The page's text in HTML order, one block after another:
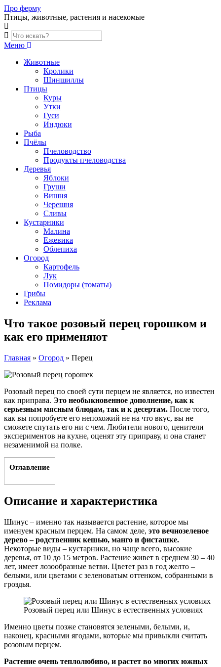
Skip
to
content
Про ферму
Птицы, животные, растения и насекомые
Меню
Животные
Кролики
Шиншиллы
Птицы
Куры
Утки
Гуси
Индюки
Рыба
Пчёлы
Пчеловодство
Продукты пчеловодства
Деревья
Яблоки
Груши
Вишня
Черешня
Сливы
Кустарники
Малина
Ежевика
Облепиха
Огород
Картофель
Лук
Помидоры (томаты)
Грибы
Реклама
Что такое розовый перец горошком и
как его применяют
Главная » Огород » Перец
Розовый перец по своей сути перцем не является, но известен
как приправа. Это необыкновенное дополнение, как к
серьезным мясным блюдам, так и к десертам. После того,
как вы попробуете его непохожий не на что вкус, вы не
сможете спутать его ни с чем. Любители нового, ценители
экспериментов на кухне, оценят эту приправу, и она станет
незаменимой на полке.
Оглавление
Описание и характеристика
Шинус – именно так называется растение, которое мы
именуем красным перцем. На самом деле, это вечнозеленое
дерево – родственник кешью, манго и фисташке.
Некоторые виды – кустарники, но чаще всего, высокие
деревья, от 10 до 15 метров. Растение живет в среднем 30 – 40
лет, имеет лозообразные ветви. Цветет раз в год желто –
белыми, или цветами с зеленоватым оттенком, собранными в
гроздья.
Розовый перец или Шинус в естественных условиях
Именно цветы позже становятся зелеными, белыми, и,
наконец, красными ягодами, которые мы привыкли считать
розовым перцем.
Растение очень теплолюбиво, и растет во многих южных